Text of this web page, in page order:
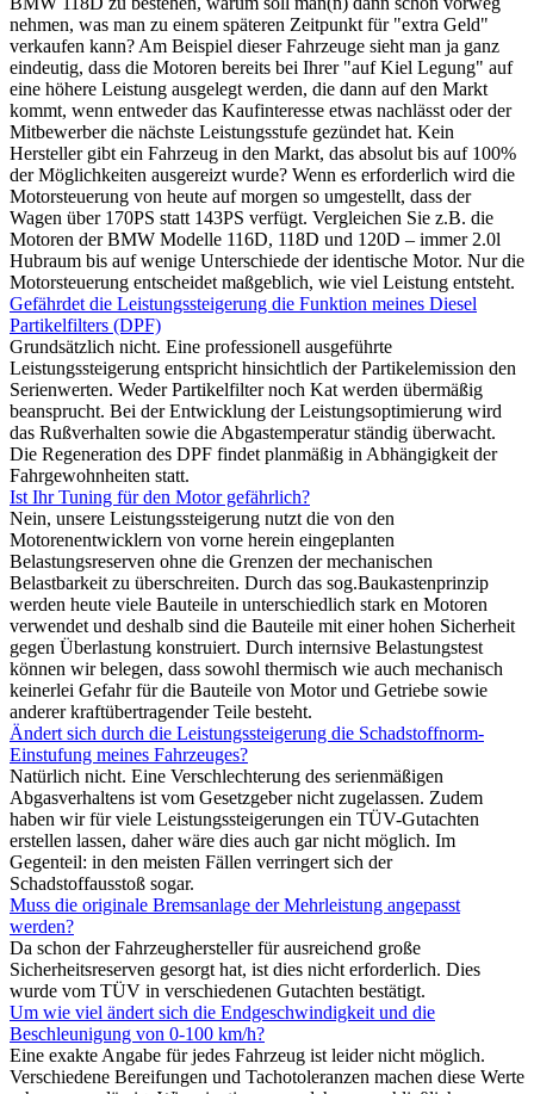
nehmen, was man zu einem späteren Zeitpunkt für "extra Geld"
verkaufen kann? Am Beispiel dieser Fahrzeuge sieht man ja ganz
eindeutig, dass die Motoren bereits bei Ihrer "auf Kiel Legung" auf
eine höhere Leistung ausgelegt werden, die dann auf den Markt
kommt, wenn entweder das Kaufinteresse etwas nachlässt oder der
Mitbewerber die nächste Leistungsstufe gezündet hat. Kein
Hersteller gibt ein Fahrzeug in den Markt, das absolut bis auf 100%
der Möglichkeiten ausgereizt wurde? Wenn es erforderlich wird die
Motorsteuerung von heute auf morgen so umgestellt, dass der
Wagen über 170PS statt 143PS verfügt. Vergleichen Sie z.B. die
Motoren der BMW Modelle 116D, 118D und 120D – immer 2.0l
Hubraum bis auf wenige Unterschiede der identische Motor. Nur die
Motorsteuerung entscheidet maßgeblich, wie viel Leistung entsteht.
Gefährdet die Leistungssteigerung die Funktion meines Diesel
Partikelfilters (DPF)
Grundsätzlich nicht. Eine professionell ausgeführte
Leistungssteigerung entspricht hinsichtlich der Partikelemission den
Serienwerten. Weder Partikelfilter noch Kat werden übermäßig
beansprucht. Bei der Entwicklung der Leistungsoptimierung wird
das Rußverhalten sowie die Abgastemperatur ständig überwacht.
Die Regeneration des DPF findet planmäßig in Abhängigkeit der
Fahrgewohnheiten statt.
Ist Ihr Tuning für den Motor gefährlich?
Nein, unsere Leistungssteigerung nutzt die von den
Motorenentwicklern von vorne herein eingeplanten
Belastungsreserven ohne die Grenzen der mechanischen
Belastbarkeit zu überschreiten. Durch das sog.Baukastenprinzip
werden heute viele Bauteile in unterschiedlich stark en Motoren
verwendet und deshalb sind die Bauteile mit einer hohen Sicherheit
gegen Überlastung konstruiert. Durch internsive Belastungstest
können wir belegen, dass sowohl thermisch wie auch mechanisch
keinerlei Gefahr für die Bauteile von Motor und Getriebe sowie
anderer kraftübertragender Teile besteht.
Ändert sich durch die Leistungssteigerung die Schadstoffnorm-
Einstufung meines Fahrzeuges?
Natürlich nicht. Eine Verschlechterung des serienmäßigen
Abgasverhaltens ist vom Gesetzgeber nicht zugelassen. Zudem
haben wir für viele Leistungssteigerungen ein TÜV-Gutachten
erstellen lassen, daher wäre dies auch gar nicht möglich. Im
Gegenteil: in den meisten Fällen verringert sich der
Schadstoffausstoß sogar.
Muss die originale Bremsanlage der Mehrleistung angepasst
werden?
Da schon der Fahrzeughersteller für ausreichend große
Sicherheitsreserven gesorgt hat, ist dies nicht erforderlich. Dies
wurde vom TÜV in verschiedenen Gutachten bestätigt.
Um wie viel ändert sich die Endgeschwindigkeit und die
Beschleunigung von 0-100 km/h?
Eine exakte Angabe für jedes Fahrzeug ist leider nicht möglich.
Verschiedene Bereifungen und Tachotoleranzen machen diese Werte